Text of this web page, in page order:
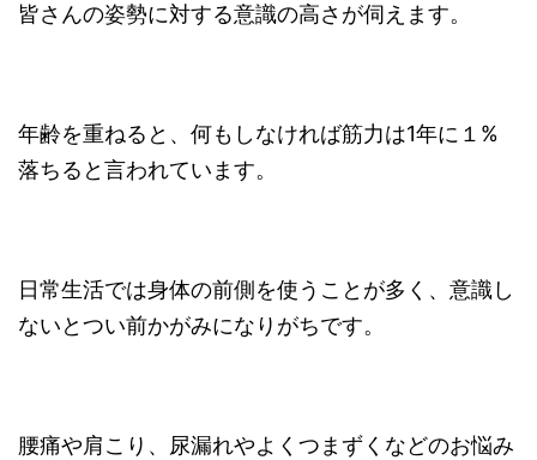
皆さんの姿勢に対する意識の高さが伺えます。
年齢を重ねると、何もしなければ筋力は1年に１%
落ちると言われています。
日常生活では身体の前側を使うことが多く、意識し
ないとつい前かがみになりがちです。
腰痛や肩こり、尿漏れやよくつまずくなどのお悩み